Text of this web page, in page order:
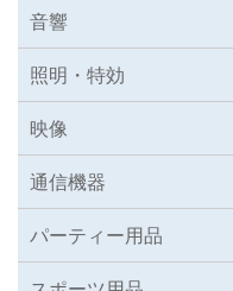
音響
照明・特効
映像
通信機器
パーティー用品